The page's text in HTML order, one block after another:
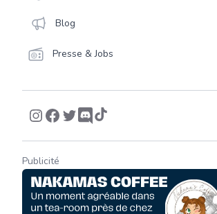
Blog
Presse & Jobs
Publicité